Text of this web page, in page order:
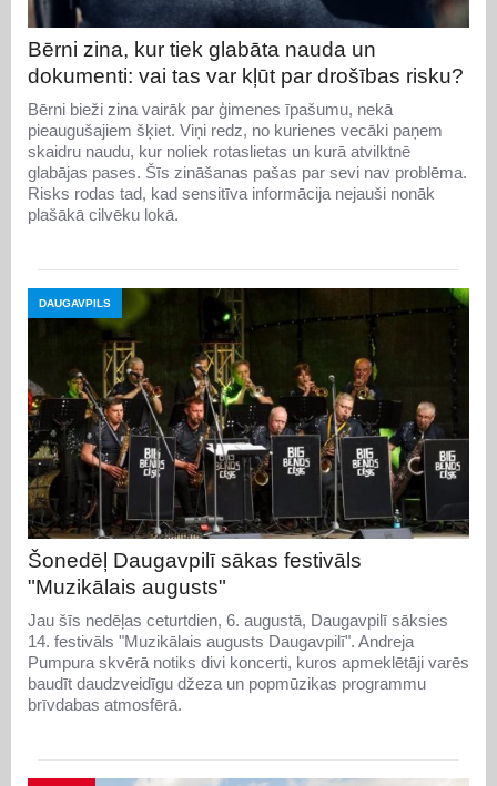
Bērni zina, kur tiek glabāta nauda un
dokumenti: vai tas var kļūt par drošības risku?
Bērni bieži zina vairāk par ģimenes īpašumu, nekā
pieaugušajiem šķiet. Viņi redz, no kurienes vecāki paņem
skaidru naudu, kur noliek rotaslietas un kurā atvilktnē
glabājas pases. Šīs zināšanas pašas par sevi nav problēma.
Risks rodas tad, kad sensitīva informācija nejauši nonāk
plašākā cilvēku lokā.
DAUGAVPILS
Šonedēļ Daugavpilī sākas festivāls
"Muzikālais augusts"
Jau šīs nedēļas ceturtdien, 6. augustā, Daugavpilī sāksies
14. festivāls "Muzikālais augusts Daugavpilī". Andreja
Pumpura skvērā notiks divi koncerti, kuros apmeklētāji varēs
baudīt daudzveidīgu džeza un popmūzikas programmu
brīvdabas atmosfērā.